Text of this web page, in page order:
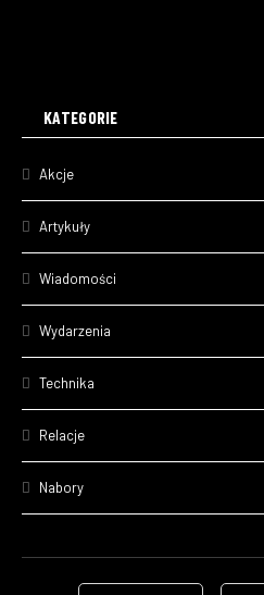
KATEGORIE
Akcje
Artykuły
Wiadomości
Wydarzenia
Technika
Relacje
Nabory